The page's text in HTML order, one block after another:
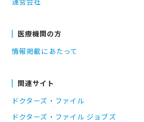
医療機関の方
情報掲載にあたって
関連サイト
ドクターズ・ファイル
ドクターズ・ファイル ジョブズ